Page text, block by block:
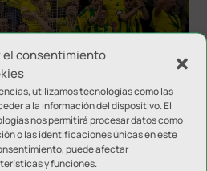
el consentimiento
utilizamos tecnologías como las
a la información del dispositivo. El
nos permitirá procesar datos como
o las identificaciones únicas en este
puede afectar
y funciones.
el Trofeo del Olivo